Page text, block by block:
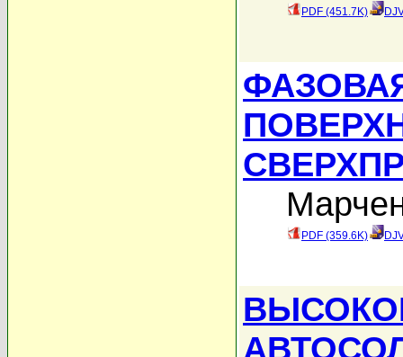
PDF (451.7K)
PDF (359.6K)